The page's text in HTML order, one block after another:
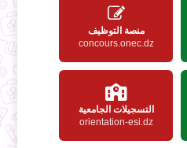
منصة التوظيف
concours.onec.dz
التسجيلات الجامعية
orientation-esi.dz